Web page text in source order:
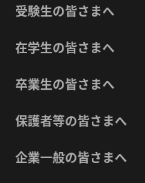
受験生の皆さまへ
在学生の皆さまへ
卒業生の皆さまへ
保護者等の皆さまへ
企業一般の皆さまへ